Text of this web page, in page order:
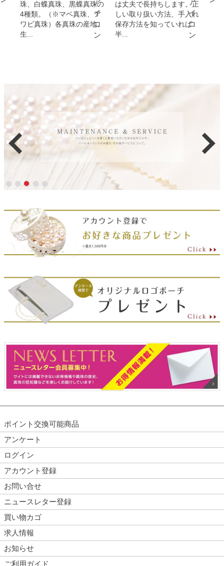
ゴールド K18 ナチュラルゴ
ールド セミラウンド
販売価格 382,800円 税込
ゴールド K18 ナチュラルゴ
ールド
販売価格 140,800円 税込
SOLD OUT
南洋白蝶真珠 パール ペンダ
ント 約11.8mm ホワイトゴー
ルド K18WG
販売価格 107,800円 税込
南洋白蝶真珠 パール ペンダ
ント 約11.5-12.0mm ホワイ
トゴールド K18WG
販売価格 107,800円 税込
送料無料
SOLD OUT
南洋白蝶真珠 パール ブロー
チ 約10.5mm×17.5mm ゴー
ルド K18 クマ
販売価格 25,300円 税込
送料無料 翌日配達可能
SOLD OUT
南洋白蝶真珠 パール ブロー
チ 約11mm ホワイトゴール
ド K18WG タートル
販売価格 30,250円 税込
SOLD OUT
南洋白蝶真珠 パール ブロー
チ 約15mm×12mm ゴールド
K18 猫
南洋白蝶真珠 パール ブロー